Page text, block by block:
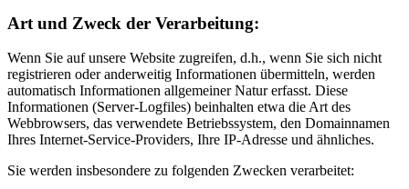
Art und Zweck der Verarbeitung:
Wenn Sie auf unsere Website zugreifen, d.h., wenn Sie sich nicht
registrieren oder anderweitig Informationen übermitteln, werden
automatisch Informationen allgemeiner Natur erfasst. Diese
Informationen (Server-Logfiles) beinhalten etwa die Art des
Webbrowsers, das verwendete Betriebssystem, den Domainnamen
Ihres Internet-Service-Providers, Ihre IP-Adresse und ähnliches.
Sie werden insbesondere zu folgenden Zwecken verarbeitet: